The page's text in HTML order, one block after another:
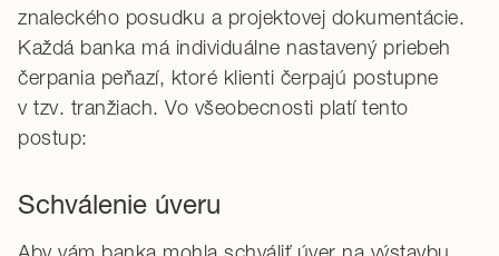
znaleckého posudku a projektovej dokumentácie.
Každá banka má individuálne nastavený priebeh
čerpania peňazí, ktoré klienti čerpajú postupne
v tzv. tranžiach. Vo všeobecnosti platí tento
postup:
Schválenie úveru